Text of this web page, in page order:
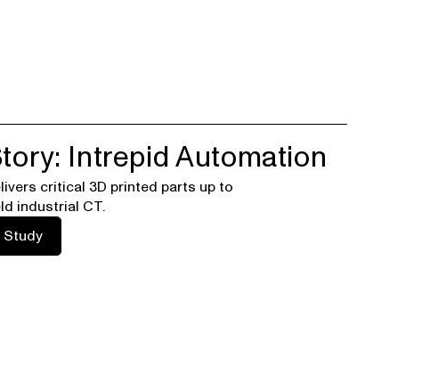
Intrepid Automation
critical 3D printed parts up to
industrial CT.
Study